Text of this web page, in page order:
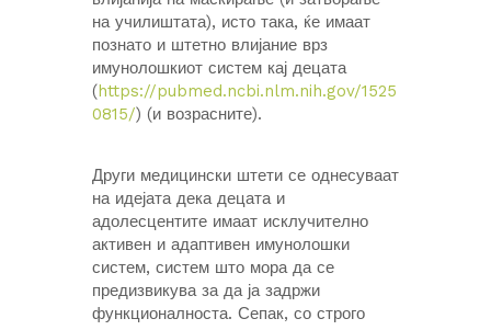
на училиштата), исто така, ќе имаат
познато и штетно влијание врз
имунолошкиот систем кај децата
(https://pubmed.ncbi.nlm.nih.gov/1525
0815/) (и возрасните).
Други медицински штети се однесуваат
на идејата дека децата и
адолесцентите имаат исклучително
активен и адаптивен имунолошки
систем, систем што мора да се
предизвикува за да ја задржи
функционалноста. Сепак, со строго